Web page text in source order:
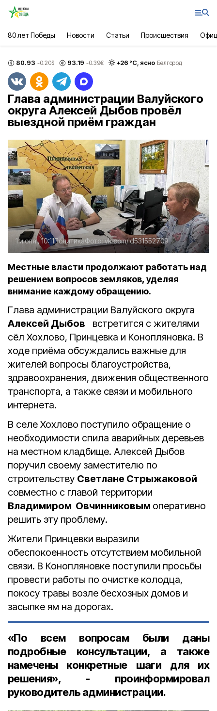
80 лет Победы Новости Статьи Происшествия
80.93 -0.20$ 93.19 -0.39€ +26 °С, ясно Белгород
Глава администрации Валуйского
округа Алексей Дыбов провёл
выездной приём граждан
1 июля , 10:11ПолитикаФото: vk.com/id531552709
Местные власти продолжают работать над
решением вопросов земляков, уделяя
внимание каждому обращению.
Глава администрации Валуйского округа
Алексей Дыбов встретится с жителями
сёл Хохлово, Принцевка и Конопляновка. В
ходе приёма обсуждались важные для
жителей вопросы благоустройства,
здравоохранения, движения общественного
транспорта, а также связи и мобильного
интернета.
В селе Хохлово поступило обращение о
необходимости спила аварийных деревьев
на местном кладбище. Алексей Дыбов
поручил своему заместителю по
строительству Светлане Стрыжаковой
совместно с главой территории
Владимиром Овчинниковым оперативно
решить эту проблему.
Жители Принцевки выразили
обеспокоенность отсутствием мобильной
связи. В Конопляновке поступили просьбы
провести работы по очистке колодца,
покосу травы возле бесхозных домов и
засыпке ям на дорогах.
«По всем вопросам были даны
подробные консультации, а также
намечены конкретные шаги для их
решения», - проинформировал
руководитель администрации.